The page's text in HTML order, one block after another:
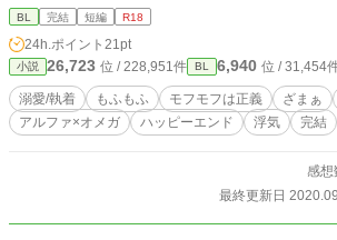
BL 完結 短編 R18
24h.ポイント 21pt
小説 26,723 位 / 228,951件 BL 6,940 位 / 31,454
溺愛/執着 もふもふ モフモフは正義 ざまぁ
アルファ×オメガ
ハッピーエンド 浮気 完結
感想
最終更新日